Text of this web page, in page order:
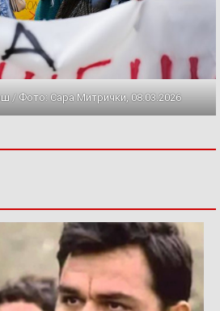
/ Фото: Сара Митрички, 08.03.2026